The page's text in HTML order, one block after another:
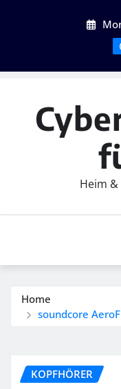
Heim
Home
soundcore
KOPFHÖRER